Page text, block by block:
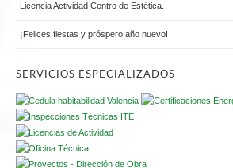
Licencia Actividad Centro de Estética.
¡Felices fiestas y próspero año nuevo!
SERVICIOS ESPECIALIZADOS